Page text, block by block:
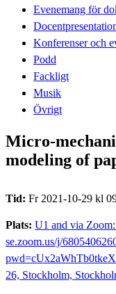
Evenemang för
Konferenser och
Podd
Fackligt
Musik
Övrigt
Micro-
modeling of
Tid: Fr 2021-10-29 kl
Plats: U1 and via
se.zoom.us/j/
26, Stockholm,